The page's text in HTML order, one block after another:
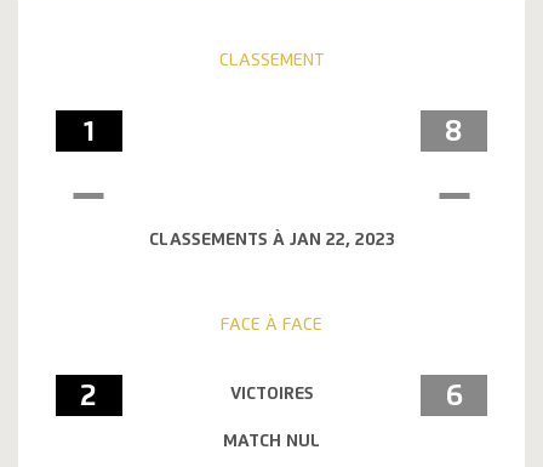
CLASSEMENT
1 8
CLASSEMENTS À JAN 22, 2023
FACE À FACE
2 VICTOIRES 6
MATCH NUL